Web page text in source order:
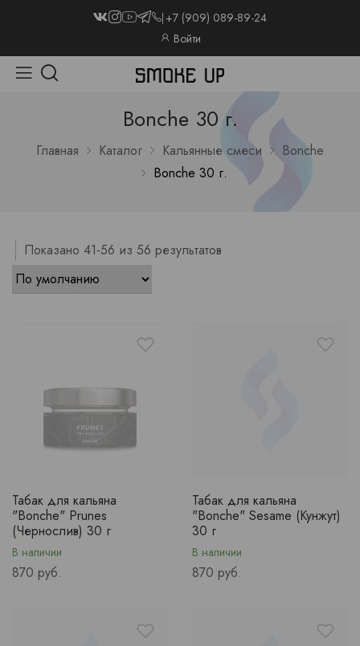
+7 (909) 089-89-24
Войти
Bonche 30 г.
Главная Каталог Кальянные смеси
Bonche
Bonche 30 г.
Показано 41-56 из 56 результатов
Табак для кальяна
"Bonche" Prunes
(Чернослив) 30 г
В наличии
Price
870 руб.
Табак для кальяна
"Bonche" Sesame (Кунжут)
30 г
В наличии
Price
870 руб.